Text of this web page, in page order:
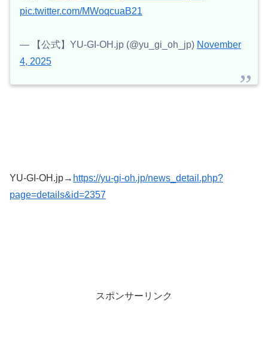
pic.twitter.com/MWoqcuaB21
— 【公式】YU-GI-OH.jp (@yu_gi_oh_jp) November
4, 2025
YU-GI-OH.jp→ https://yu-gi-oh.jp/news_detail.php?
page=details&id=2357
スポンサーリンク